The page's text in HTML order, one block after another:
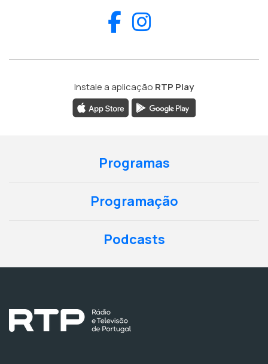
Facebook
Instale a aplicação RTP Play
Programas
Programação
Podcasts